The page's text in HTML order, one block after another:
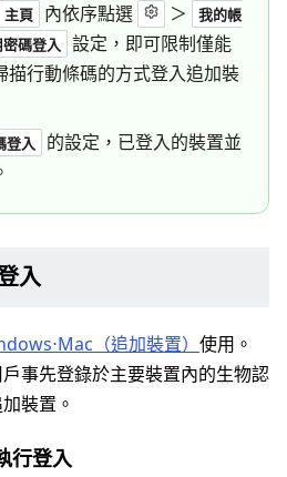
主頁 內依序點選 ＞
我的帳
碼登入
設定，即可限制僅能
描行動條碼的方式登入追加裝
登入
的設定，已登入的裝置並
入
（追加裝置） 使用。
事先登錄於主要裝置內的生物認
裝置。
行登入